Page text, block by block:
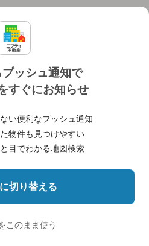
ッシュ通知で
すぐにお知らせ
い便利なプッシュ通知
物件も見つけやすい
目でわかる地図検索
切り替える
このまま使う
リシー 利用規約
合わせ 採用情報
Co., Ltd.